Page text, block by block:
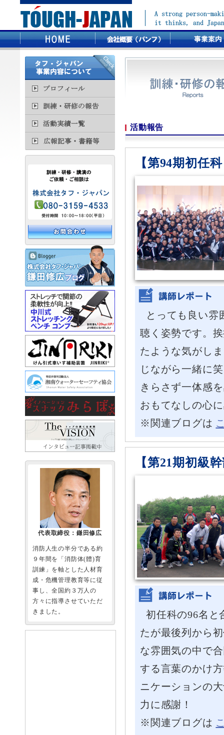
活動報告
【第94期初任
とっても良い雰
聴く姿勢です。
たような気がし
じながら一緒に
きらさず一体感
おもてなしの心
※関連ブログは
【第21期初級
初任科の96名と
たが最後列から
な雰囲気の中で
する言葉のかけ
ニケーションの
力に感謝！
※関連ブログは
代表取締役：鎌田修広
消防人生の半分である約
９年間を「消防体(體)育
訓練」を軸とした人材育
成・危機管理教育等に従
事し、全国約３万人の
方々に指導させていただ
きました。